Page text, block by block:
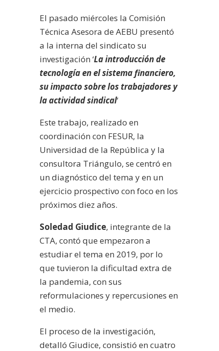
El pasado miércoles la Comisión
Técnica Asesora de AEBU presentó
a la interna del sindicato su
investigación ‘La introducción de
tecnología en el sistema financiero,
su impacto sobre los trabajadores y
la actividad sindical‘
Este trabajo, realizado en
coordinación con FESUR, la
Universidad de la República y la
consultora Triángulo, se centró en
un diagnóstico del tema y en un
ejercicio prospectivo con foco en los
próximos diez años.
Soledad Giudice, integrante de la
CTA, contó que empezaron a
estudiar el tema en 2019, por lo
que tuvieron la dificultad extra de
la pandemia, con sus
reformulaciones y repercusiones en
el medio.
El proceso de la investigación,
detalló Giudice, consistió en cuatro